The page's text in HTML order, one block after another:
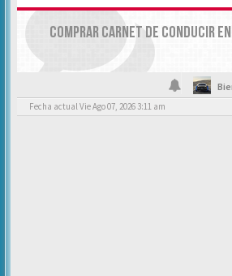
COMPRAR CARNET DE CONDUCIR
Fecha actual Vie Ago 07, 2026 3:11 am